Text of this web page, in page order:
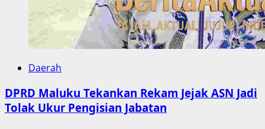
Daerah
DPRD Maluku Tekankan Rekam Jejak ASN Jadi
Tolak Ukur Pengisian Jabatan